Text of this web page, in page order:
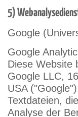
5)
Google
Google
Diese Website
Google LLC,
USA
Textdateien,
Analyse der